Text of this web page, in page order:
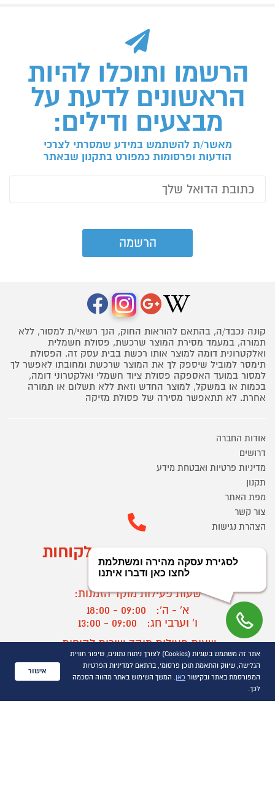
הרשמו ותוכלו להיות
הראשונים לדעת על
מבצעים ודילים:
מאשר/ת להשתמש במידע שמסרתי לצרכי
הודעות ופרסומות כמפורט בתקנון שבאתר
קונה נכבד/ה, בהתאם להוראות החוק, הנך רשאי/ת למסור, ללא
תמורה, במעמד מסירת המוצר שרכשת, פסולת חשמלית
ואלקטרונית דומה למוצר אותו רכשת בבית עסק זה. הפסולת
תימסר למוביל שיספק לך את המוצר שרכשת ומחובתו לאפשר לך
למסור במועד האספקה פסולת ציוד חשמלי ואלקטרוני דומה,
בכמות או במשקל, למוצר החדש וזאת ללא תשלום או תמורה
אחרת. לא תתאפשר מסירה של פסולת מזיקה
אודות החברה
דרושים
מדיניות פרטיות ואבטחת מידע
תקנון
מפת האתר
צור קשר
הצהרת נגישות
מוקד הזמנות ושירות לקוחות
03-9545370
שעות פעילות מוקד הזמנות:
א' - ה':
09:00 - 18:00
ו' וערבי חג:
09:00 - 13:00
שעות פעילות מוקד שירות לקוחות:
א' - ד':
09:00 - 16:30
ה :
09:00 - 16:00
חול המועד
?
אתר זה משתמש בעוגיות (Cookies) לצורך ניתוח נתונים, שיפור חוויית
הגלישה, שיווק והתאמת תוכן פרסומי, בהתאם למדיניות הפרטיות
המפורסמת באתר ובקישור כאן. המשך השימוש באתר מהווה הסכמה
לכך.
אישור